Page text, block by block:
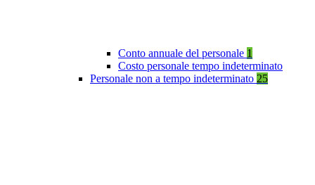
Conto annuale del personale 1
Costo personale tempo indeterminato
Personale non a tempo indeterminato 25